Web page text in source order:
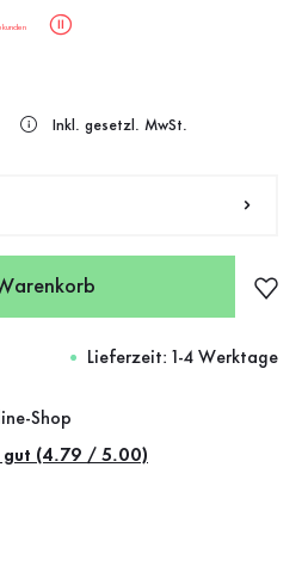
Inkl. gesetzl. MwSt.
Lieferzeit: 1-4 Werktage
Shop
gut (4.79 / 5.00)